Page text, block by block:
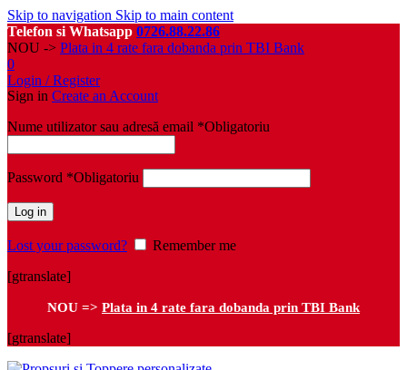
Skip to navigation Skip to main content
Telefon si Whatsapp 0726.88.22.86
NOU -> Plata in 4 rate fara dobanda prin TBI Bank
0
Login / Register
Sign in Create an Account
Nume utilizator sau adresă email *Obligatoriu
Password *Obligatoriu
Log in
Lost your password?
Remember me
[gtranslate]
NOU => Plata in 4 rate fara dobanda prin TBI Bank
[gtranslate]